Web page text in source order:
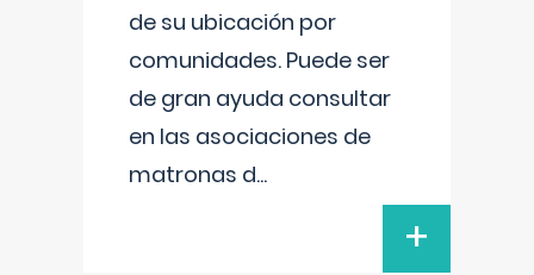
de su ubicación por
comunidades. Puede ser
de gran ayuda consultar
en las asociaciones de
matronas d...
+